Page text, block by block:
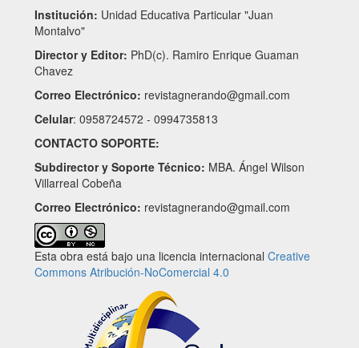
Institución: Unidad Educativa Particular "Juan
Montalvo"
Director y Editor: PhD(c). Ramiro Enrique Guaman
Chavez
Correo Electrónico: revistagnerando@gmail.com
Celular: 0958724572 - 0994735813
CONTACTO SOPORTE:
Subdirector y Soporte Técnico: MBA. Ángel Wilson
Villarreal Cobeña
Correo Electrónico: revistagnerando@gmail.com
Esta obra está bajo una licencia internacional Creative
Commons Atribución-NoComercial 4.0